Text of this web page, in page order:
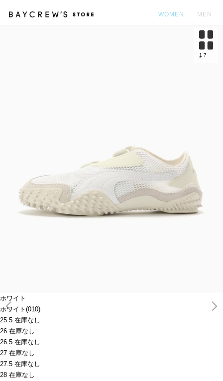
WOMEN MEN
ホワイト
ホワイト(010)
25.5 在庫なし
26 在庫なし
26.5 在庫なし
27 在庫なし
27.5 在庫なし
28 在庫なし
Prev
1 7